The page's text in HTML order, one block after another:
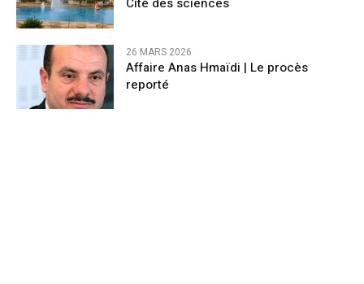
26 MARS 2026
Affaire Anas Hmaïdi | Le procès
reporté